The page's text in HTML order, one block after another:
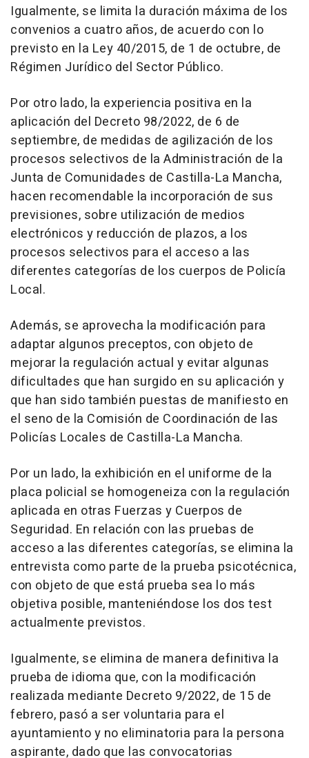
Igualmente, se limita la duración máxima de los
convenios a cuatro años, de acuerdo con lo
previsto en la Ley 40/2015, de 1 de octubre, de
Régimen Jurídico del Sector Público.
Por otro lado, la experiencia positiva en la
aplicación del Decreto 98/2022, de 6 de
septiembre, de medidas de agilización de los
procesos selectivos de la Administración de la
Junta de Comunidades de Castilla-La Mancha,
hacen recomendable la incorporación de sus
previsiones, sobre utilización de medios
electrónicos y reducción de plazos, a los
procesos selectivos para el acceso a las
diferentes categorías de los cuerpos de Policía
Local.
Además, se aprovecha la modificación para
adaptar algunos preceptos, con objeto de
mejorar la regulación actual y evitar algunas
dificultades que han surgido en su aplicación y
que han sido también puestas de manifiesto en
el seno de la Comisión de Coordinación de las
Policías Locales de Castilla-La Mancha.
Por un lado, la exhibición en el uniforme de la
placa policial se homogeneiza con la regulación
aplicada en otras Fuerzas y Cuerpos de
Seguridad. En relación con las pruebas de
acceso a las diferentes categorías, se elimina la
entrevista como parte de la prueba psicotécnica,
con objeto de que está prueba sea lo más
objetiva posible, manteniéndose los dos test
actualmente previstos.
Igualmente, se elimina de manera definitiva la
prueba de idioma que, con la modificación
realizada mediante Decreto 9/2022, de 15 de
febrero, pasó a ser voluntaria para el
ayuntamiento y no eliminatoria para la persona
aspirante, dado que las convocatorias